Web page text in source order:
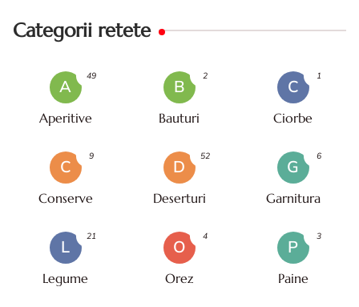
Categorii retete
A
Aperitive
49
B
Bauturi
2
C
Ciorbe
1
C
Conserve
9
D
Deserturi
52
G
Garnitura
6
L
Legume
21
O
Orez
4
P
Paine
3